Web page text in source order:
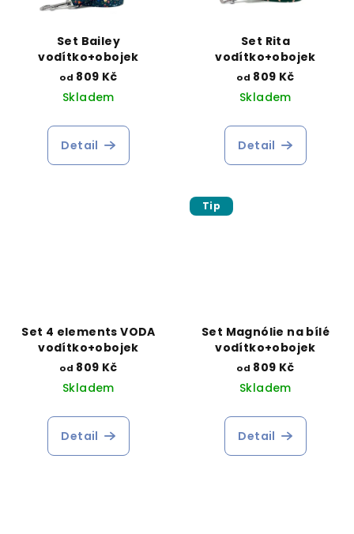
Set Bailey
vodítko+obojek
od 809 Kč
Skladem
Detail
Set Rita
vodítko+obojek
od 809 Kč
Skladem
Detail
Set 4 elements VODA
vodítko+obojek
od 809 Kč
Skladem
Detail
Tip
Set Magnólie na bílé
vodítko+obojek
od 809 Kč
Skladem
Detail